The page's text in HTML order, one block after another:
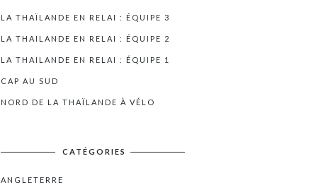
LA THAÏLANDE EN RELAI : ÉQUIPE 3
LA THAILANDE EN RELAI : ÉQUIPE 2
LA THAILANDE EN RELAI : ÉQUIPE 1
CAP AU SUD
NORD DE LA THAÏLANDE À VÉLO
CATÉGORIES
ANGLETERRE